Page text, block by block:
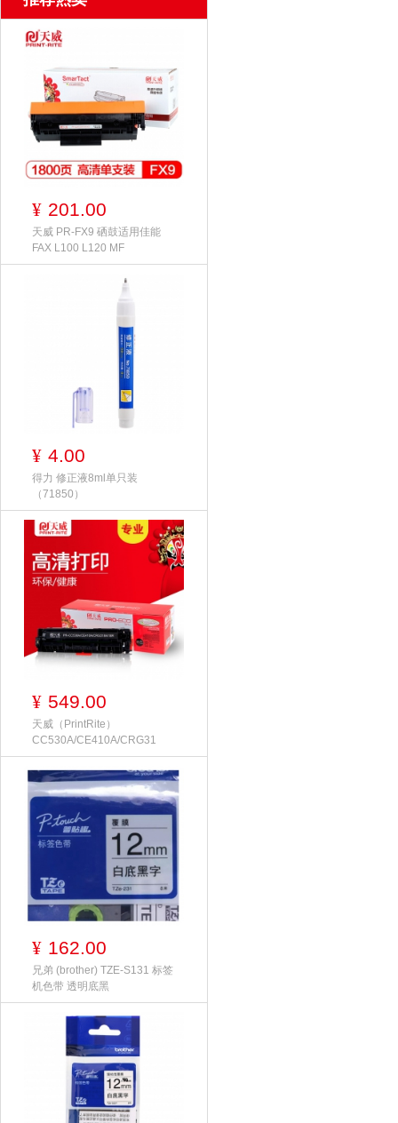
¥ 201.00
天威 PR-FX9 硒鼓适用佳能
FAX L100 L120 MF
¥ 4.00
得力 修正液8ml单只装
（71850）
¥ 549.00
天威（PrintRite）
CC530A/CE410A/CRG31
¥ 162.00
兄弟 (brother) TZE-S131 标签
机色带 透明底黑